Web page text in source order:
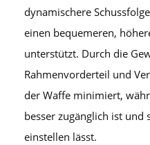
dynamischere
einen bequemeren,
unterstützt. Durch die
Rahmenvorderteil und
der Waffe minimiert,
besser zugänglich ist und
einstellen lässt.